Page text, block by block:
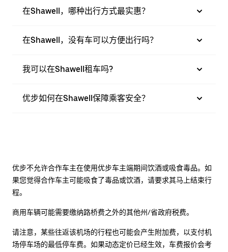
在Shawell，哪种出行方式最实惠？
在Shawell，没有车可以方便出行吗？
我可以在Shawell租车吗?
优步如何在Shawell保障乘客安全？
优步不允许合作车主在使用优步车主端期间饮酒或吸食毒品。如
果您觉得合作车主可能吸食了毒品或饮酒，请要求其马上结束行
程。
商用车辆可能需要缴纳路桥费之外的其他州/省政府税费。
请注意，某些往返该机场的行程也可能会产生附加费，以支付机
场停车场的最低停车费。如果动态定价已经生效，车费报价会考